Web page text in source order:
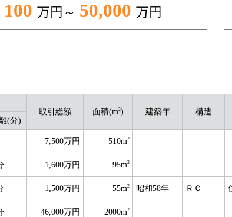
100 万円～ 50,000 万円
取引総額
面積(m2) 建築年 構造
(分)
7,500万円 510m2
1,600万円 95m2
1,500万円 55m2 昭和58年 ＲＣ
46,000万円 2000m2